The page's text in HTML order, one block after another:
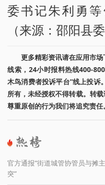
委书记朱利勇等
（来源：邵阳县
更多精彩资讯请在应用市
线索，24小时报料热线400-
木鸟消费者投诉平台”线上投诉
所有，未经授权不得转载。转
尊重原创的行为我们将追究责任。
官方通报“街道城管协管员与摊
突”